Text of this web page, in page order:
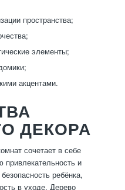
пространства;
элементы;
акцентами.
ДЕКОРА
сочетает в себе
привлекательность и
ребёнка,
в уходе. Дерево